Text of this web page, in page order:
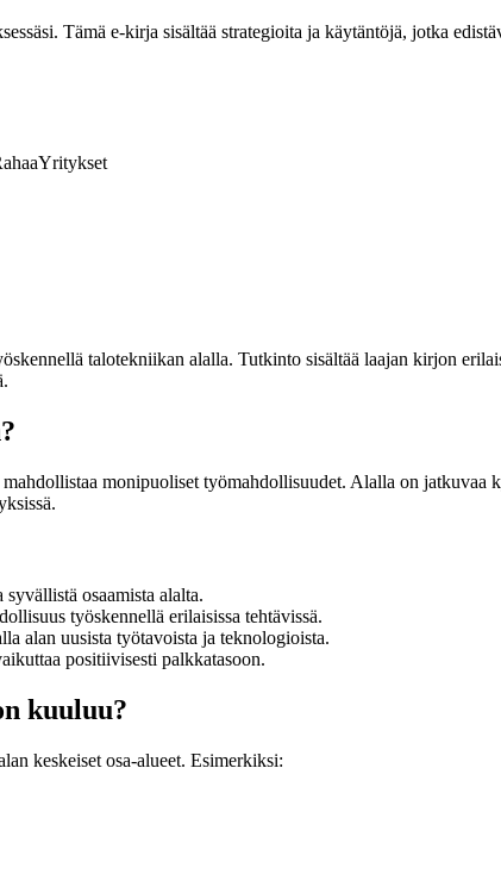
Tämä e-kirja sisältää strategioita ja käytäntöjä, jotka
Yritykset
talotekniikan alalla. Tutkinto sisältää laajan kirjon
monipuoliset työmahdollisuudet. Alalla on
osaamista alalta.
työskennellä erilaisissa tehtävissä.
alan uusista työtavoista ja teknologioista.
positiivisesti palkkatasoon.
kuuluu?
keskeiset osa-alueet. Esimerkiksi: